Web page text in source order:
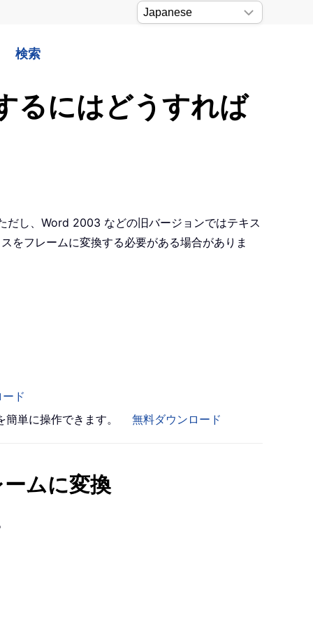
検索
るにはどうすれば
だし、Word 2003 などの旧バージョンではテキス
をフレームに変換する必要がある場合がありま
ド
単に操作できます。 無料ダウンロード
ムに変換